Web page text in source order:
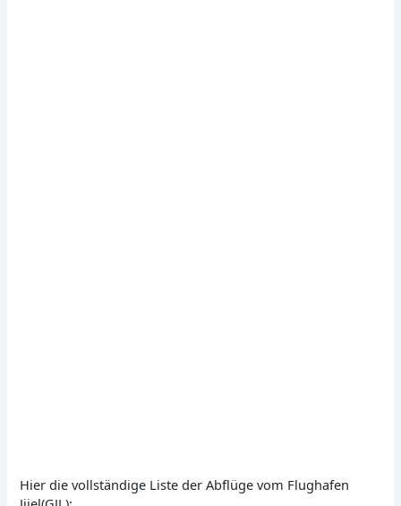
Hier die vollständige Liste der Abflüge vom Flughafen